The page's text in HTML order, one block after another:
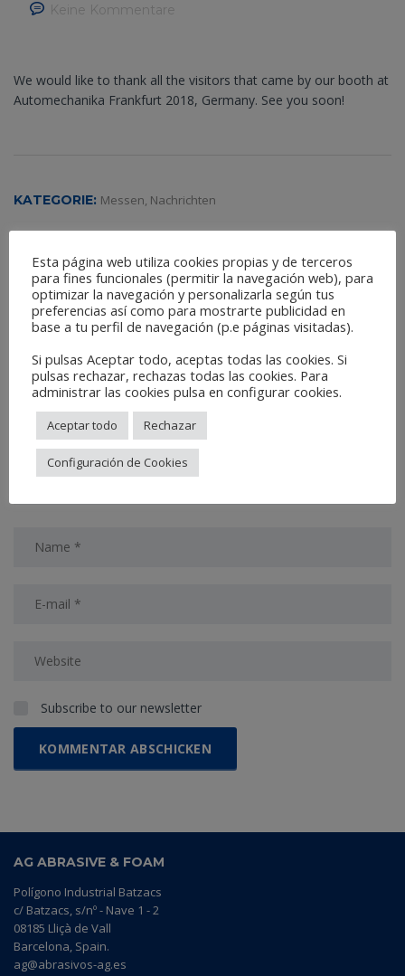
Keine Kommentare
We would like to thank all the visitors that came by our booth at
Automechanika Frankfurt 2018, Germany. See you soon!
KATEGORIE: Messen, Nachrichten
SCHREIBE EINEN KOMMENTAR
Subscribe to our newsletter
AG ABRASIVE & FOAM
Polígono Industrial Batzacs
c/ Batzacs, s/nº - Nave 1 - 2
08185 Lliçà de Vall
Barcelona, Spain.
ag@abrasivos-ag.es
Esta página web utiliza cookies propias y de terceros
para fines funcionales (permitir la navegación web), para
optimizar la navegación y personalizarla según tus
preferencias así como para mostrarte publicidad en
base a tu perfil de navegación (p.e páginas visitadas).
Si pulsas Aceptar todo, aceptas todas las cookies. Si
pulsas rechazar, rechazas todas las cookies. Para
administrar las cookies pulsa en configurar cookies.
Aceptar todo Rechazar
Configuración de Cookies